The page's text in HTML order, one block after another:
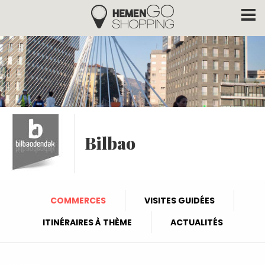
Aller au contenu principal
Hemengo Shopping
Bilbao
COMMERCES
VISITES GUIDÉES
ITINÉRAIRES À THÈME
ACTUALITÉS